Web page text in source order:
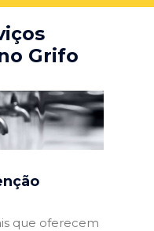
Grifo
que oferecem